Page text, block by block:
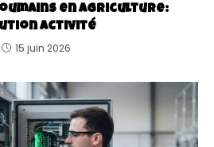
en agriculture:
activité
15 juin 2026